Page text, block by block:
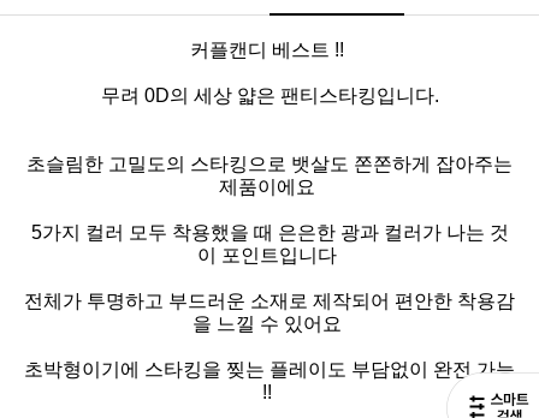
커플캔디 베스트 !!
무려 0D의 세상 얇은 팬티스타킹입니다.
초슬림한 고밀도의 스타킹으로 뱃살도 쫀쫀하게 잡아주는
제품이에요
5가지 컬러 모두 착용했을 때 은은한 광과 컬러가 나는 것
이 포인트입니다
전체가 투명하고 부드러운 소재로 제작되어 편안한 착용감
을 느낄 수 있어요
초박형이기에 스타킹을 찢는 플레이도 부담없이 완전 가능
!!